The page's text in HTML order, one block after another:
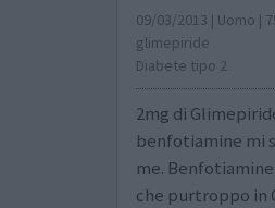
09/03/2013 | Uomo |
glimepiride
Diabete tipo 2
2mg di
benfotiamine mi
me.
che purtroppo in